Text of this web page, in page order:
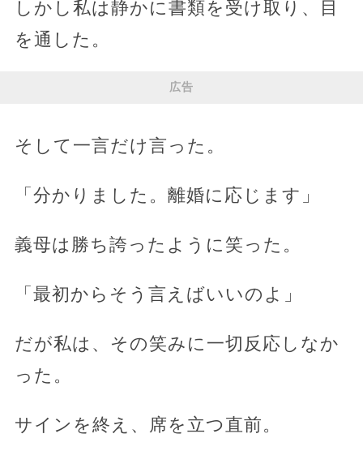
しかし私は静かに書類を受け取り、目
を通した。
広告
そして一言だけ言った。
「分かりました。離婚に応じます」
義母は勝ち誇ったように笑った。
「最初からそう言えばいいのよ」
だが私は、その笑みに一切反応しなか
った。
サインを終え、席を立つ直前。